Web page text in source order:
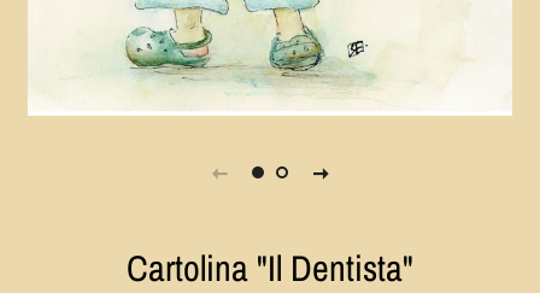
Cartolina "Il Dentista"